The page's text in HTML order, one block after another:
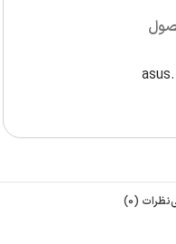
نظرات (0)